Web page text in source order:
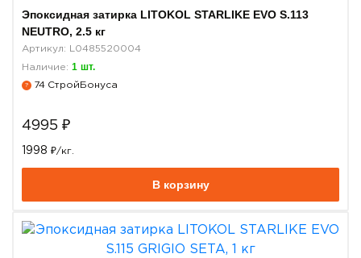
Эпоксидная затирка LITOKOL STARLIKE EVO S.113
NEUTRO, 2.5 кг
Артикул: L0485520004
Наличие: 1 шт.
? 74 СтройБонуса
4995 ₽
1998 ₽/кг.
В корзину